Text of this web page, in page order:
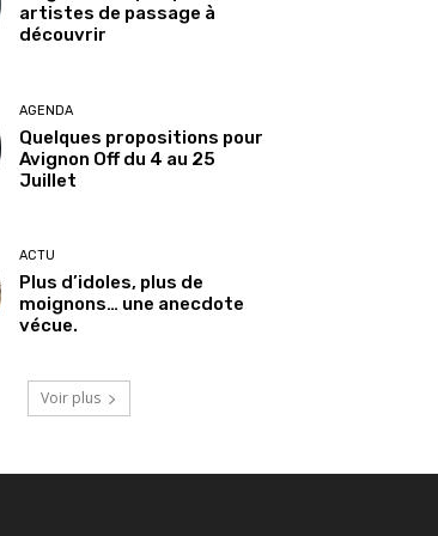
artistes de passage à
découvrir
AGENDA
Quelques propositions pour
Avignon Off du 4 au 25
Juillet
ACTU
Plus d’idoles, plus de
moignons… une anecdote
vécue.
Voir plus